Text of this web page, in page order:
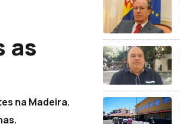
as
na Madeira.